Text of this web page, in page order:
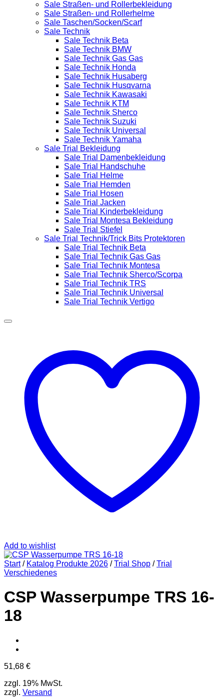
Sale Straßen- und Rollerbekleidung
Sale Straßen- und Rollerhelme
Sale Taschen/Socken/Scarf
Sale Technik
Sale Technik Beta
Sale Technik BMW
Sale Technik Gas Gas
Sale Technik Honda
Sale Technik Husaberg
Sale Technik Husqvarna
Sale Technik Kawasaki
Sale Technik KTM
Sale Technik Sherco
Sale Technik Suzuki
Sale Technik Universal
Sale Technik Yamaha
Sale Trial Bekleidung
Sale Trial Damenbekleidung
Sale Trial Handschuhe
Sale Trial Helme
Sale Trial Hemden
Sale Trial Hosen
Sale Trial Jacken
Sale Trial Kinderbekleidung
Sale Trial Montesa Bekleidung
Sale Trial Stiefel
Sale Trial Technik/Trick Bits Protektoren
Sale Trial Technik Beta
Sale Trial Technik Gas Gas
Sale Trial Technik Montesa
Sale Trial Technik Sherco/Scorpa
Sale Trial Technik TRS
Sale Trial Technik Universal
Sale Trial Technik Vertigo
Add to wishlist
Start / Katalog Produkte 2026 / Trial Shop / Trial
Verschiedenes
CSP Wasserpumpe TRS 16-
18
51,68 €
zzgl. 19% MwSt.
zzgl. Versand